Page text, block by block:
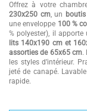
Offrez à votre
230x250 cm, un
une enveloppe 100 %
% polyester), il
lits 140x190 cm et
assorties de 65x65 cm.
les styles d’intérieur.
jeté de canapé.
rapide.